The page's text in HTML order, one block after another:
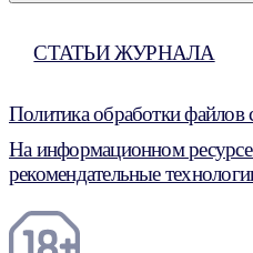
СТАТЬИ ЖУРНАЛА
Политика обработки файлов
На информационном
рекомендательные